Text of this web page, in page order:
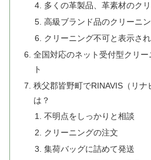
多くの革製品、革素材のク
高級ブランド品のクリーニ
クリーニング不可と表示さ
全国対応のネット受付型クリ
ト
秩父郡皆野町でRINAVIS（リナ
は？
不明点をしっかりと相談
クリーニングの注文
集荷バッグに詰めて発送